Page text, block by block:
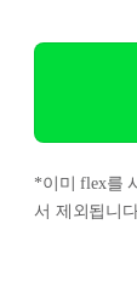
*이미 flex를
서 제외됩니